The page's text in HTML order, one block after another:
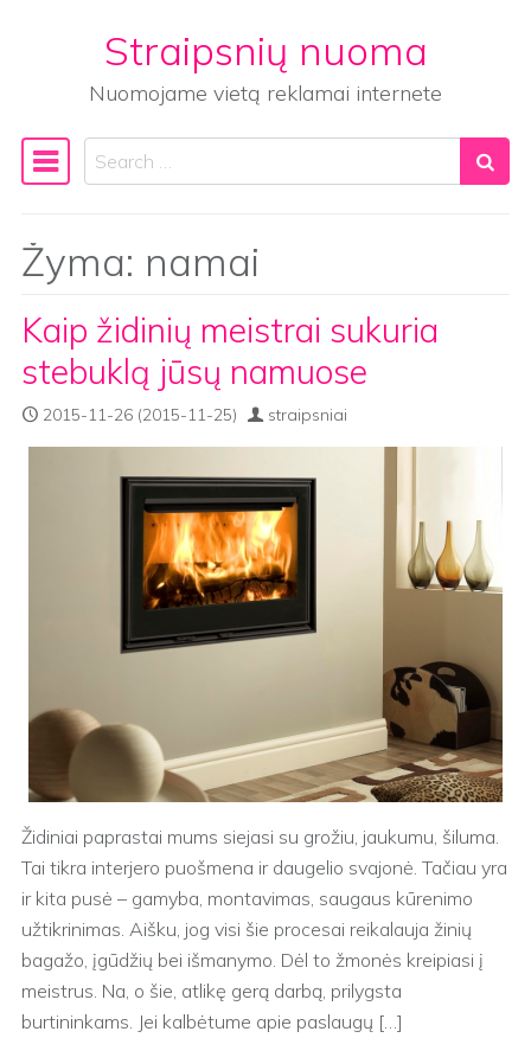
Straipsnių nuoma
Nuomojame vietą reklamai internete
Main Navigation
Search
Žyma: namai
Kaip židinių meistrai sukuria
stebuklą jūsų namuose
2015-11-26 (2015-11-25) straipsniai
Židiniai paprastai mums siejasi su grožiu, jaukumu, šiluma.
Tai tikra interjero puošmena ir daugelio svajonė. Tačiau yra
ir kita pusė – gamyba, montavimas, saugaus kūrenimo
užtikrinimas. Aišku, jog visi šie procesai reikalauja žinių
bagažo, įgūdžių bei išmanymo. Dėl to žmonės kreipiasi į
meistrus. Na, o šie, atlikę gerą darbą, prilygsta
burtininkams. Jei kalbėtume apie paslaugų […]